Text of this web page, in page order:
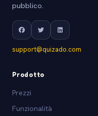
pubblico.
support@quizado.com
Prodotto
Prezzi
Funzionalità